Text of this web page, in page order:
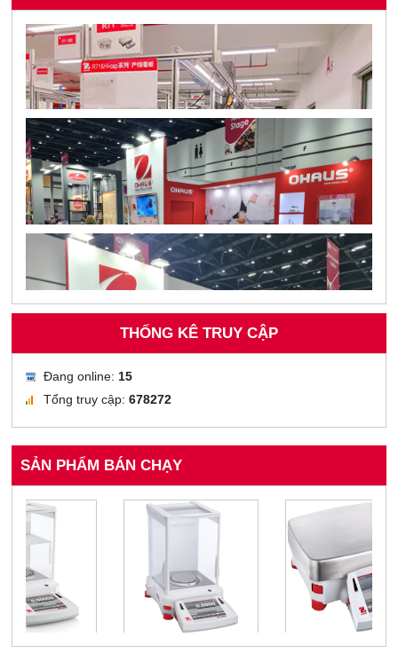
THỐNG KÊ TRUY CẬP
Đang online: 15
Tổng truy cập:678272
SẢN PHẨM BÁN CHẠY